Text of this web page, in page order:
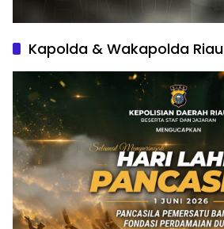
Kapolda & Wakapolda Riau